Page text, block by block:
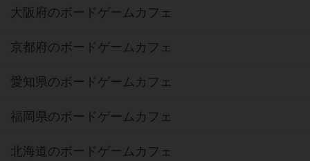
大阪府のボードゲームカフェ
京都府のボードゲームカフェ
愛知県のボードゲームカフェ
福岡県のボードゲームカフェ
北海道のボードゲームカフェ